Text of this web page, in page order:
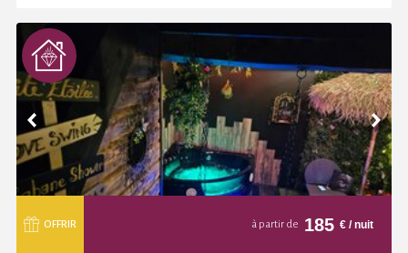
OFFRIR à partir de 185 € / nuit